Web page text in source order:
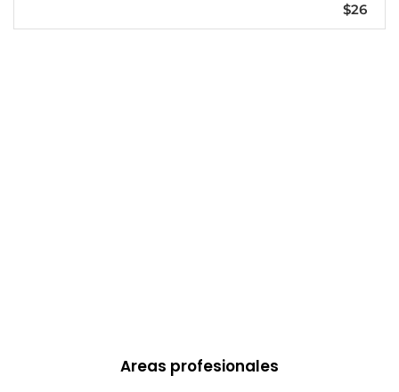
$26
Areas profesionales